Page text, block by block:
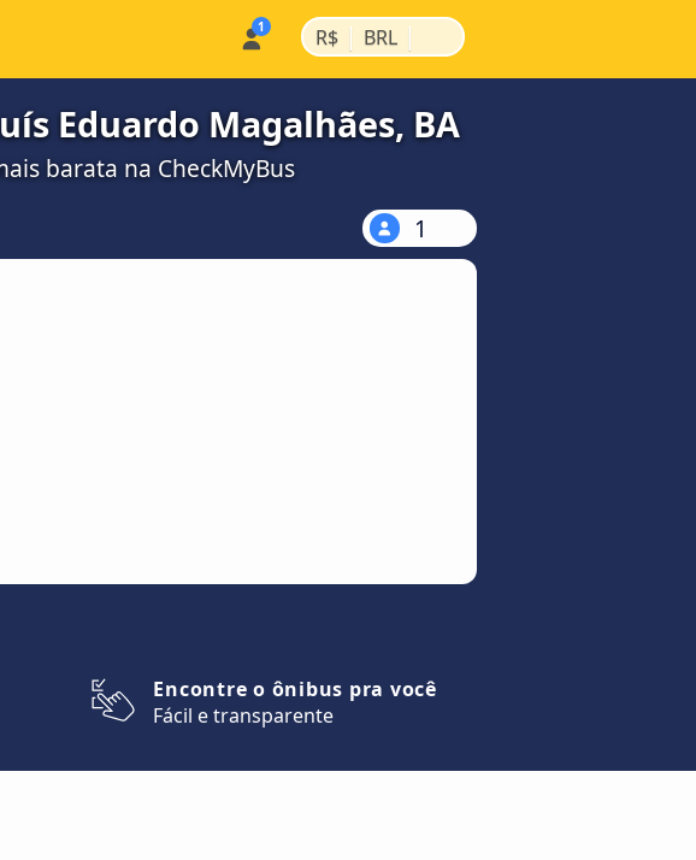
R$ | BRL |
Eduardo Magalhães, BA
barata na CheckMyBus
1
Encontre o ônibus pra você
Fácil e transparente